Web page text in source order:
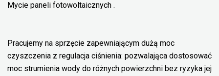
Mycie paneli fotowoltaicznych .
Pracujemy na sprzęcie zapewniającym dużą moc
czyszczenia z regulacja ciśnienia: pozwalająca dostosować
moc strumienia wody do różnych powierzchni bez ryzyka jej